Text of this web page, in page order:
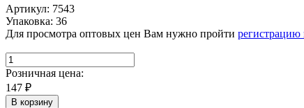
Артикул: 7543
Упаковка: 36
Для просмотра оптовых цен Вам нужно пройти регистрацию
Розничная цена:
147 ₽
В корзину